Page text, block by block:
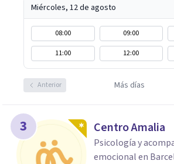
Miércoles, 12 de agosto
08:00 09:00
11:00
12:00
Anterior Más días
3 Centro Amalia
Psicología y
emocional en